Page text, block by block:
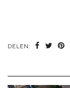
DELEN: